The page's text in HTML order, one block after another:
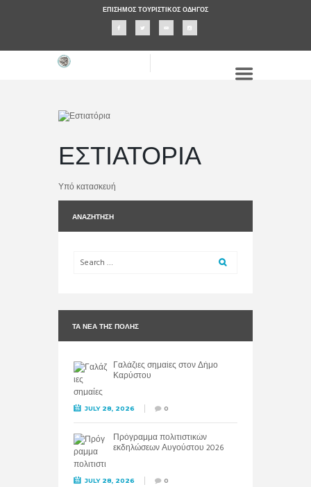
ΕΠΊΣΗΜΟΣ ΤΟΥΡΙΣΤΙΚΌΣ ΟΔΗΓΌΣ
ΕΣΤΙΑΤΌΡΙΑ
Υπό κατασκευή
ΑΝΑΖΉΤΗΣΗ
ΤΑ ΝΈΑ ΤΗΣ ΠΌΛΗΣ
Γαλάζιες σημαίες στον Δήμο
Καρύστου
JULY 28, 2026 0
Πρόγραμμα πολιτιστικών
εκδηλώσεων Αυγούστου 2026
JULY 28, 2026 0